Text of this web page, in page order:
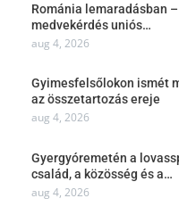
Románia lemaradásban
medvekérdés uniós…
aug 4, 2026
Gyimesfelsőlokon ismét
az összetartozás ereje
aug 4, 2026
Gyergyóremetén a
család, a közösség és a…
aug 4, 2026